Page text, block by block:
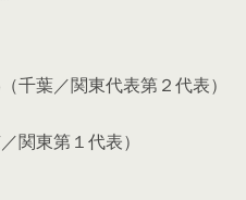
千葉／関東代表第２代表）
関東第１代表）